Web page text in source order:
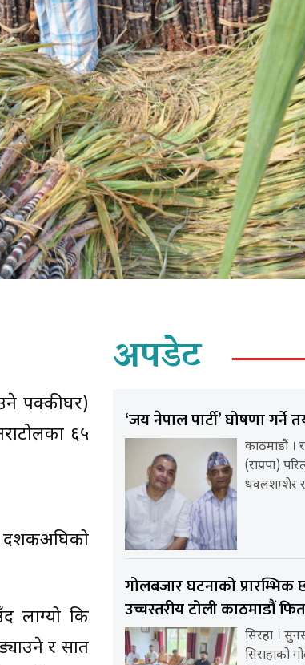
पक्कीघर)
६५
दशकअघिको
लाग्यो कि
र सात
अपडेट
‘जय नेपाल पार्टी’ घोषणा गर्ने
काठमाडौं ।
(राप्रपा)
धवलशम्शेर
गोलबजार घटनाको प्रारम्भिक
उच्चस्तरीय टोली काठमाडौं
सिरहा ।
सिराहाको